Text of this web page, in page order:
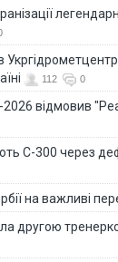
112 0
відмовив
С-300 через
на важливі
другою